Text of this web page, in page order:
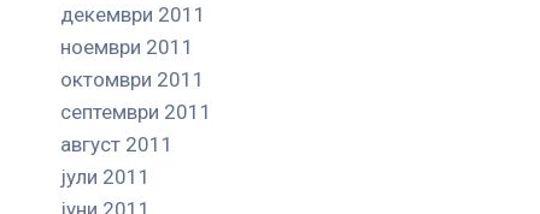
декември 2011
ноември 2011
октомври 2011
септември 2011
август 2011
јули 2011
јуни 2011